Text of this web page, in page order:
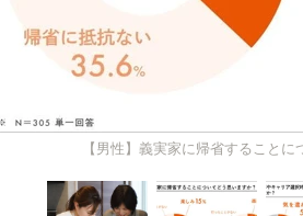
【男性】義実家に帰省することに